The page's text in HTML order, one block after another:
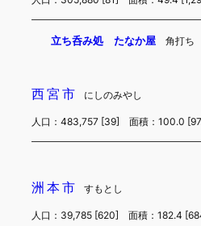
立ち呑み処 たなか屋 角打ち
西宮市 にしのみやし
人口：483,757 [39] 面積：100.0
洲本市 すもとし
人口：39,785 [620] 面積：182.4